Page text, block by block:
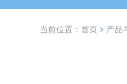
当前位置： 首页 产品